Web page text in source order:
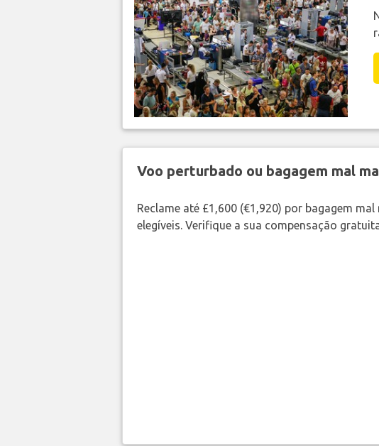
Voo perturbado ou bagagem mal
Reclame até £1,600 (€1,920) por bagagem
elegíveis. Verifique a sua compensação